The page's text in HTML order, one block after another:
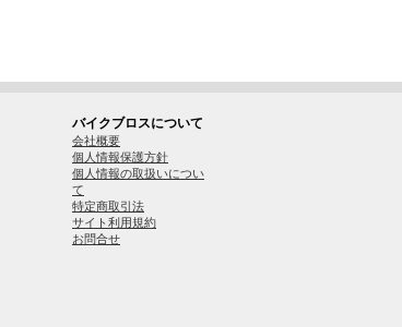
バイクブロスについて
会社概要
個人情報保護方針
個人情報の取扱いについ
て
特定商取引法
サイト利用規約
お問合せ